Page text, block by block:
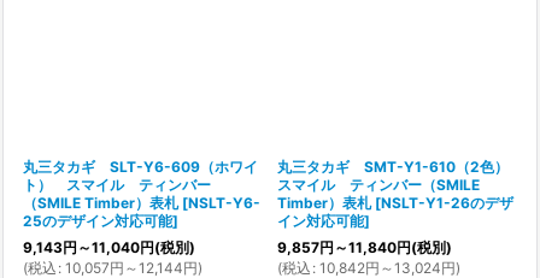
丸三タカギ SLT-Y6-609（ホワイ
ト） スマイル ティンバー
（SMILE Timber）表札 [NSLT-Y6-
25のデザイン対応可能]
9,143円 ～11,040円(税別)
(税込 : 10,057円 ～12,144円)
丸三タカギ SMT-Y1-610（2色）
スマイル ティンバー（SMILE
Timber）表札 [NSLT-Y1-26のデザ
イン対応可能]
9,857円 ～11,840円(税別)
(税込 : 10,842円 ～13,024円)